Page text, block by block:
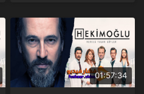
01:57:34